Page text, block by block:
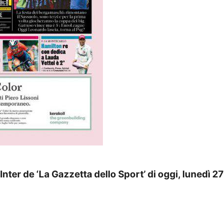
de ‘La Gazzetta dello Sport’ di oggi, lunedì 27